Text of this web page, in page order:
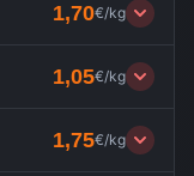
1,70€/kg
1,05€/kg
1,75€/kg